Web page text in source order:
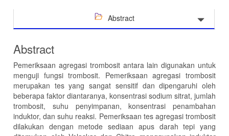
Abstract
Abstract
Pemeriksaan agregasi trombosit antara lain digunakan untuk
menguji fungsi trombosit. Pemeriksaan agregasi trombosit
merupakan tes yang sangat sensitif dan dipengaruhi oleh
beberapa faktor diantaranya, konsentrasi sodium sitrat, jumlah
trombosit, suhu penyimpanan, konsentrasi penambahan
induktor, dan suhu reaksi. Pemeriksaan tes agregasi trombosit
dilakukan dengan metode sediaan apus darah tepi yang